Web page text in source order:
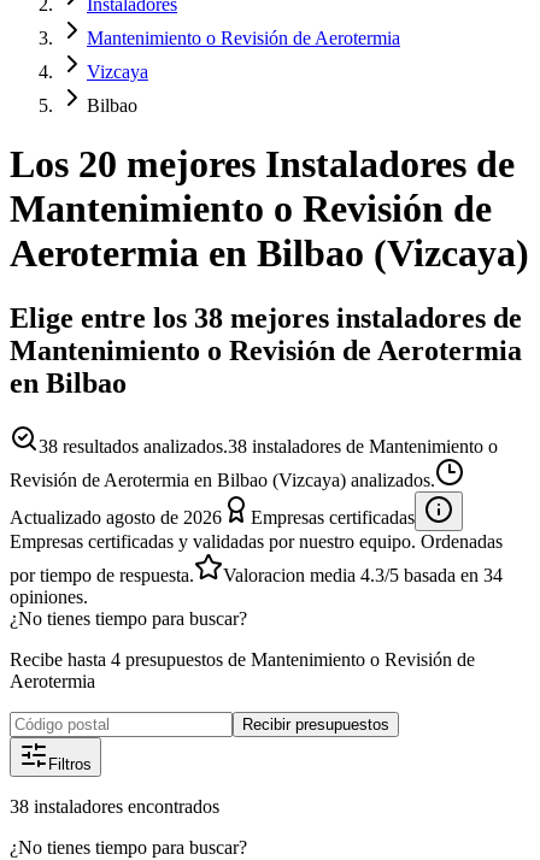
Instaladores
Mantenimiento o Revisión de Aerotermia
Vizcaya
Bilbao
Los 20 mejores Instaladores de
Mantenimiento o Revisión de
Aerotermia en Bilbao (Vizcaya)
Elige entre los 38 mejores instaladores de
Mantenimiento o Revisión de Aerotermia
en Bilbao
38 resultados analizados.38 instaladores de Mantenimiento o
Revisión de Aerotermia en Bilbao (Vizcaya) analizados.
Actualizado agosto de 2026
Empresas certificadas
Empresas certificadas y validadas por nuestro equipo. Ordenadas
por tiempo de respuesta.
Valoracion media 4.3/5 basada en 34
opiniones.
¿No tienes tiempo para buscar?
Recibe hasta 4 presupuestos de Mantenimiento o Revisión de
Aerotermia
Recibir presupuestos
Filtros
38 instaladores encontrados
¿No tienes tiempo para buscar?